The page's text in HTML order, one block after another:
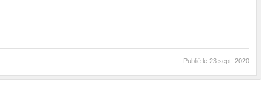
Publié le 23 sept. 2020